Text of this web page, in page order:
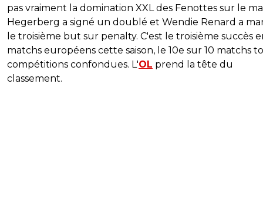
pas vraiment la domination XXL des Fenottes sur le
Hegerberg a signé un doublé et Wendie Renard a
le troisième but sur penalty. C'est le troisième succès
matchs européens cette saison, le 10e sur 10 matchs
compétitions confondues. L'OL prend la tête du
classement.